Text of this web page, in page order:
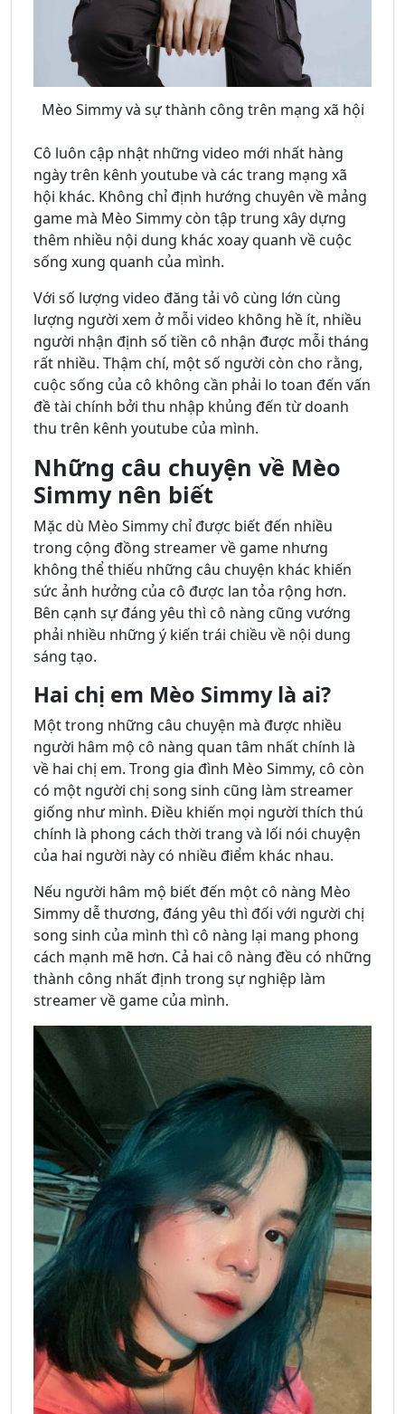
Mèo Simmy và sự thành công trên mạng xã hội
Cô luôn cập nhật những video mới nhất hàng
ngày trên kênh youtube và các trang mạng xã
hội khác. Không chỉ định hướng chuyên về mảng
game mà Mèo Simmy còn tập trung xây dựng
thêm nhiều nội dung khác xoay quanh về cuộc
sống xung quanh của mình.
Với số lượng video đăng tải vô cùng lớn cùng
lượng người xem ở mỗi video không hề ít, nhiều
người nhận định số tiền cô nhận được mỗi tháng
rất nhiều. Thậm chí, một số người còn cho rằng,
cuộc sống của cô không cần phải lo toan đến vấn
đề tài chính bởi thu nhập khủng đến từ doanh
thu trên kênh youtube của mình.
Những câu chuyện về Mèo
Simmy nên biết
Mặc dù Mèo Simmy chỉ được biết đến nhiều
trong cộng đồng streamer về game nhưng
không thể thiếu những câu chuyện khác khiến
sức ảnh hưởng của cô được lan tỏa rộng hơn.
Bên cạnh sự đáng yêu thì cô nàng cũng vướng
phải nhiều những ý kiến trái chiều về nội dung
sáng tạo.
Hai chị em Mèo Simmy là ai?
Một trong những câu chuyện mà được nhiều
người hâm mộ cô nàng quan tâm nhất chính là
về hai chị em. Trong gia đình Mèo Simmy, cô còn
có một người chị song sinh cũng làm streamer
giống như mình. Điều khiến mọi người thích thú
chính là phong cách thời trang và lối nói chuyện
của hai người này có nhiều điểm khác nhau.
Nếu người hâm mộ biết đến một cô nàng Mèo
Simmy dễ thương, đáng yêu thì đối với người chị
song sinh của mình thì cô nàng lại mang phong
cách mạnh mẽ hơn. Cả hai cô nàng đều có những
thành công nhất định trong sự nghiệp làm
streamer về game của mình.